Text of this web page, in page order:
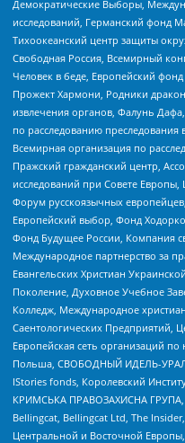
Демократические Выборы,
исследований, Германский фонд
Тихоокеанский центр защиты
Свободная Россия, Всемирный
Человек в беде, Европейский
Прожект Хармони, Родники
извлечения органов, Фалунь
по расследованию
Всемирная организация по
Пражский гражданский центр,
исследований при Совете
Форум русскоязычных
Европейский выбор, Фонд
Фонд Будущее России, Компания
Международное партнерство за
Евангельских Христиан
Поколение, Духовное Учебное
Колледж, Международное
Саентологических Предприятий,
Европейская сеть организаций
Польша, СВОБОДНЫЙ ИДЕЛЬ-УРАЛ,
IStories fonds, Королевский
КРИМСЬКА ПРАВОЗАХИСНА ГРУПА,
Bellingcat, Bellingcat Ltd, The
Центральной и Восточной